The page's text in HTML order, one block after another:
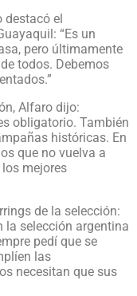
el
“Es un
pero últimamente
todos. Debemos
Alfaro dijo:
obligatorio. También
históricas. En
que no vuelva a
mejores
de la selección:
la selección argentina
pedí que se
las
necesitan que sus